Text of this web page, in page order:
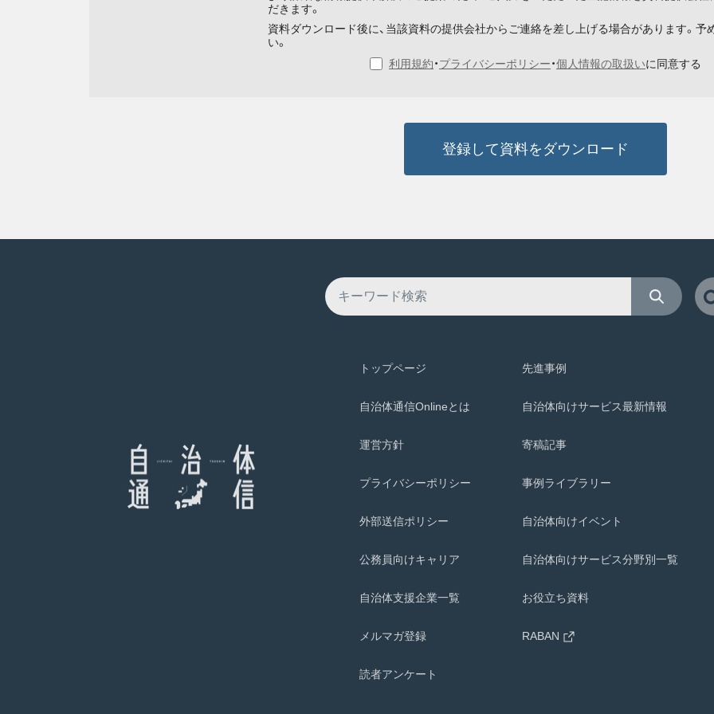
だきます。
資料ダウンロード後に、当該資料の提供会社からご連絡を差し上げる場合があります。予
い。
利用規約・プライバシーポリシー・個人情報の取扱いに同意する
登録して資料をダウンロード
トップページ
自治体通信Onlineとは
運営方針
プライバシーポリシー
外部送信ポリシー
公務員向けキャリア
自治体支援企業一覧
メルマガ登録
読者アンケート
先進事例
自治体向けサービス最新情報
寄稿記事
事例ライブラリー
自治体向けイベント
自治体向けサービス分野別一覧
お役立ち資料
RABAN